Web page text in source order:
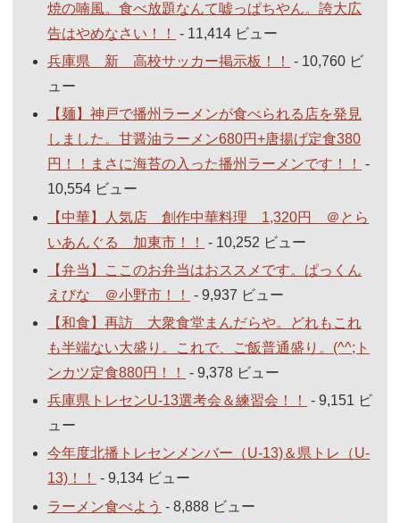
焼の喃風。食べ放題なんて嘘っぱちやん。誇大広
告はやめなさい！！
- 11,414 ビュー
兵庫県 新 高校サッカー掲示板！！
- 10,760 ビ
ュー
【麺】神戸で播州ラーメンが食べられる店を発見
しました。甘醤油ラーメン680円+唐揚げ定食380
円！！まさに海苔の入った播州ラーメンです！！
-
10,554 ビュー
【中華】人気店 創作中華料理 1,320円 ＠とら
いあんぐる 加東市！！
- 10,252 ビュー
【弁当】ここのお弁当はおススメです。ぱっくん
えびな ＠小野市！！
- 9,937 ビュー
【和食】再訪 大衆食堂まんだらや。どれもこれ
も半端ない大盛り。これで、ご飯普通盛り。(^^;ト
ンカツ定食880円！！
- 9,378 ビュー
兵庫県トレセンU-13選考会＆練習会！！
- 9,151 ビ
ュー
今年度北播トレセンメンバー（U-13)＆県トレ（U-
13)！！
- 9,134 ビュー
ラーメン食べよう - 8,888 ビュー